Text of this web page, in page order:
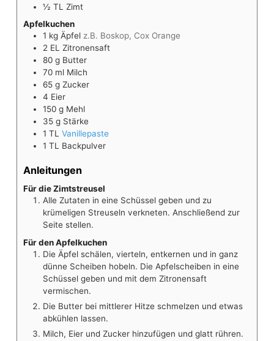
½ TL Zimt
Apfelkuchen
1 kg Äpfel z.B. Boskop, Cox Orange
2 EL Zitronensaft
80 g Butter
70 ml Milch
65 g Zucker
4 Eier
150 g Mehl
35 g Stärke
1 TL Vanillepaste
1 TL Backpulver
Anleitungen
Für die Zimtstreusel
Alle Zutaten in eine Schüssel geben und zu
krümeligen Streuseln verkneten. Anschließend zur
Seite stellen.
Für den Apfelkuchen
Die Äpfel schälen, vierteln, entkernen und in ganz
dünne Scheiben hobeln. Die Apfelscheiben in eine
Schüssel geben und mit dem Zitronensaft
vermischen.
Die Butter bei mittlerer Hitze schmelzen und etwas
abkühlen lassen.
Milch, Eier und Zucker hinzufügen und glatt rühren.